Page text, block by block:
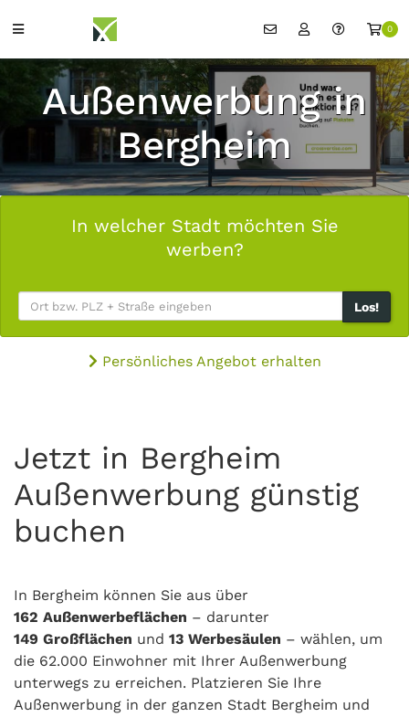
0
Außenwerbung in
Bergheim
In welcher Stadt möchten Sie
werben?
Los!
Persönliches Angebot erhalten
Jetzt in Bergheim
Außenwerbung günstig
buchen
In Bergheim können Sie aus über
162 Außenwerbeflächen – darunter
149 Großflächen und 13 Werbesäulen – wählen, um
die 62.000 Einwohner mit Ihrer Außenwerbung
unterwegs zu erreichen. Platzieren Sie Ihre
Außenwerbung in der ganzen Stadt Bergheim und